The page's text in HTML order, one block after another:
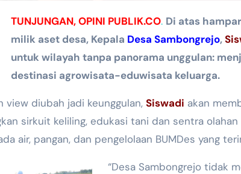
TUNJUNGAN, OPINI PUBLIK.CO. Di atas
milik aset desa, Kepala Desa Sambongrejo,
untuk wilayah tanpa panorama unggulan:
destinasi agrowisata-eduwisata keluarga.
view diubah jadi keunggulan, Siswadi akan
sirkuit keliling, edukasi tani dan sentra
air, pangan, dan pengelolaan BUMDes yang
“Desa Sambongrejo tidak